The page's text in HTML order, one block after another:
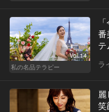
Vol.14
私の名品テラピー
番
テ
ラ
笑